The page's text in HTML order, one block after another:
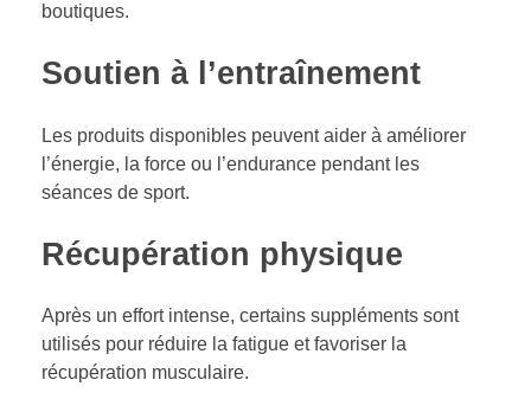
boutiques.
Soutien à l’entraînement
Les produits disponibles peuvent aider à améliorer
l’énergie, la force ou l’endurance pendant les
séances de sport.
Récupération physique
Après un effort intense, certains suppléments sont
utilisés pour réduire la fatigue et favoriser la
récupération musculaire.